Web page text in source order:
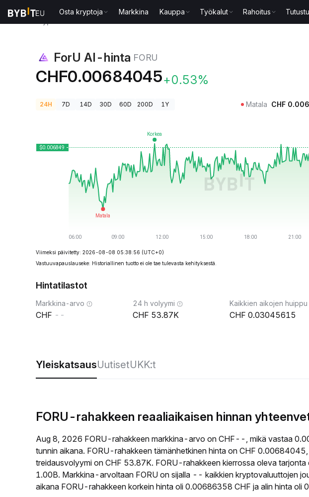
Osta kryptoja Markkina Kauppa Työkalut Rahoitus Tutustu
ForU AI-hinta FORU
CHF0.00684045+0.53%
24H 7D 14D 30D 60D 200D 1Y Matala CHF
Viimeksi päivitetty: 2026-08-08 05:38:56 (UTC+0)
Vastuuvapauslauseke: Historiallinen tuotto ei ole tae tulevasta kehityksestä.
Hintatilastot
Markkina-arvo
--
24 h volyymi
53.87K
Kaikkien aikojen huippu
0.03045615
YleiskatsausUutisetUKK:t
FORU-rahakkeen reaaliaikaisen hinnan
Aug 8, 2026 FORU-rahakkeen markkina-arvo on CHF--, mikä vastaa
tunnin aikana. FORU-rahakkeen tämänhetkinen hinta on CHF
treidausvolyymi on CHF 53.87K. FORU-rahakkeen kierrossa oleva
1.00B. Markkina-arvoltaan FORU on sijalla -- kaikkien kryptovaluuttojen
aikana FORU-rahakkeen korkein hinta oli 0.00686358 CHF ja alin hinta oli